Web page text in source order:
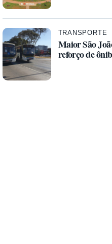
TRANSPORTE
Maior São
reforço de